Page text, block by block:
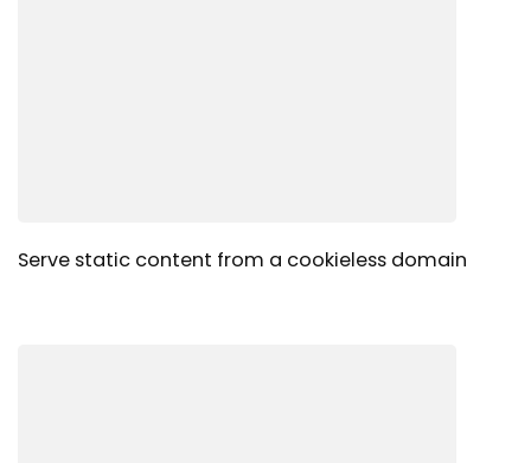
Serve static content from a cookieless domain